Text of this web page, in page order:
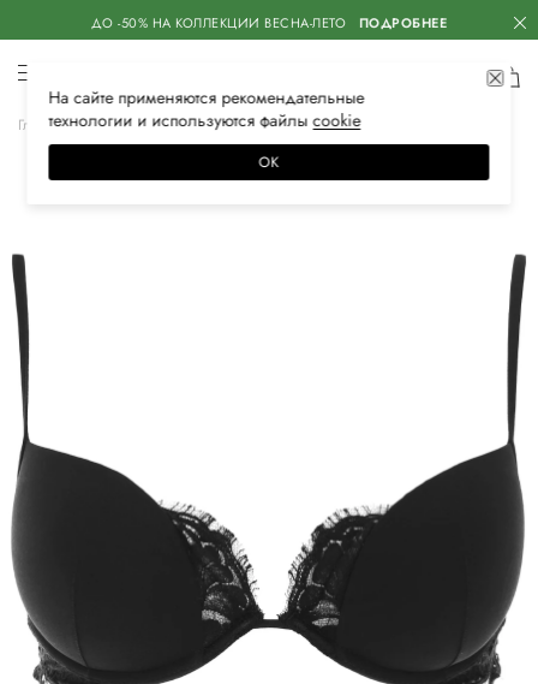
ДО -50% НА КОЛЛЕКЦИИ ВЕСНА-ЛЕТО ПОДРОБНЕЕ
Главная Женская Нижнее белье Бюстгальтеры
На сайте применяются рекомендательные
технологии и используются файлысооkiе
ОК